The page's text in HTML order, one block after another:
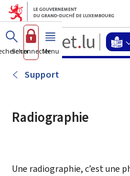
Aller au
Aller au
Se connecterMenu principal
Support
Radiographie
Une radiographie, c’est une